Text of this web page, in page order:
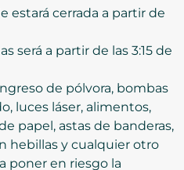
estará cerrada a partir de
será a partir de las 3:15 de
de pólvora, bombas
luces láser, alimentos,
papel, astas de banderas,
hebillas y cualquier otro
poner en riesgo la